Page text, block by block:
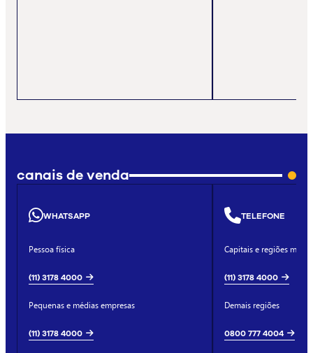
canais de venda
WHATSAPP
Pessoa física
(11) 3178 4000
Pequenas e médias empresas
(11) 3178 4000
TELEFONE
Capitais e regiões
(11) 3178 4000
Demais regiões
0800 777 4004